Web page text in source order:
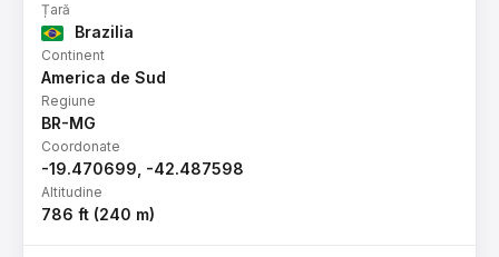
Țară
Brazilia
Continent
America de Sud
Regiune
BR-MG
Coordonate
-19.470699, -42.487598
Altitudine
786 ft (240 m)